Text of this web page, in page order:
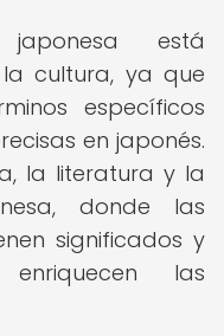
está
cultura, ya que
específicos
en japonés.
la literatura y la
donde las
significados y
las